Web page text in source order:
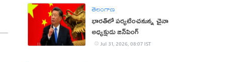
తెలంగాణ
భారత్‌లో పర్యటించనున్న చైనా
అధ్యక్షుడు జిన్‌పింగ్
Jul 31, 2026, 08:07 IST